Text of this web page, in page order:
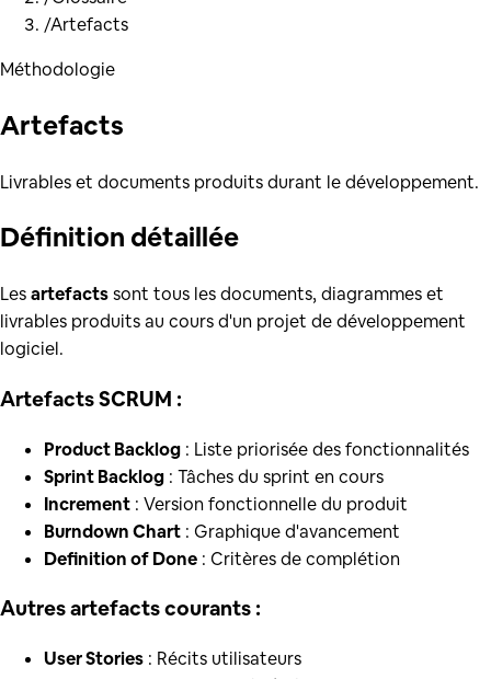
/Artefacts
Méthodologie
Artefacts
Livrables et documents produits durant le développement.
Définition détaillée
Lesartefactssont tous les documents, diagrammes et
livrables produits au cours d'un projet de développement
logiciel.
Artefacts SCRUM :
Product Backlog : Liste priorisée des fonctionnalités
Sprint Backlog : Tâches du sprint en cours
Increment : Version fonctionnelle du produit
Burndown Chart : Graphique d'avancement
Definition of Done : Critères de complétion
Autres artefacts courants :
User Stories : Récits utilisateurs